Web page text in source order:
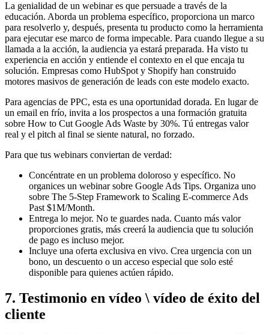
La genialidad de un webinar es que persuade a través de la
educación. Aborda un problema específico, proporciona un marco
para resolverlo y, después, presenta tu producto como la herramienta
para ejecutar ese marco de forma impecable. Para cuando llegue a su
llamada a la acción, la audiencia ya estará preparada. Ha visto tu
experiencia en acción y entiende el contexto en el que encaja tu
solución. Empresas como HubSpot y Shopify han construido
motores masivos de generación de leads con este modelo exacto.
Para agencias de PPC, esta es una oportunidad dorada. En lugar de
un email en frío, invita a los prospectos a una formación gratuita
sobre How to Cut Google Ads Waste by 30%. Tú entregas valor
real y el pitch al final se siente natural, no forzado.
Para que tus webinars conviertan de verdad:
Concéntrate en un problema doloroso y específico. No
organices un webinar sobre Google Ads Tips. Organiza uno
sobre The 5-Step Framework to Scaling E-commerce Ads
Past $1M/Month.
Entrega lo mejor. No te guardes nada. Cuanto más valor
proporciones gratis, más creerá la audiencia que tu solución
de pago es incluso mejor.
Incluye una oferta exclusiva en vivo. Crea urgencia con un
bono, un descuento o un acceso especial que solo esté
disponible para quienes actúen rápido.
7. Testimonio en vídeo \ vídeo de éxito del
cliente